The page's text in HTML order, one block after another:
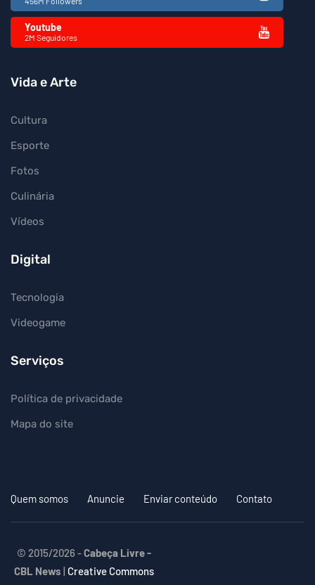
Youtube
2M Seguidores
Vida e Arte
Cultura
Esporte
Fotos
Culinária
Vídeos
Digital
Tecnologia
Videogame
Serviços
Política de privacidade
Mapa do site
Quem somos Anuncie Enviar conteúdo Contato
© 2015/2026 -Cabeça Livre -
CBL News | Creative Commons